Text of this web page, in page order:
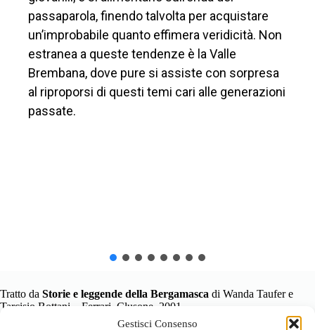
Gestisci Consenso
passaparola, finendo talvolta per acquistare
un’improbabile quanto effimera veridicità. Non
estranea a queste tendenze è la Valle
Brembana, dove pure si assiste con sorpresa
al riproporsi di questi temi cari alle generazioni
passate.
Tratto da Storie e leggende della Bergamasca di Wanda Taufer e
Tarcisio Bottani – Ferrari, Clusone, 2001